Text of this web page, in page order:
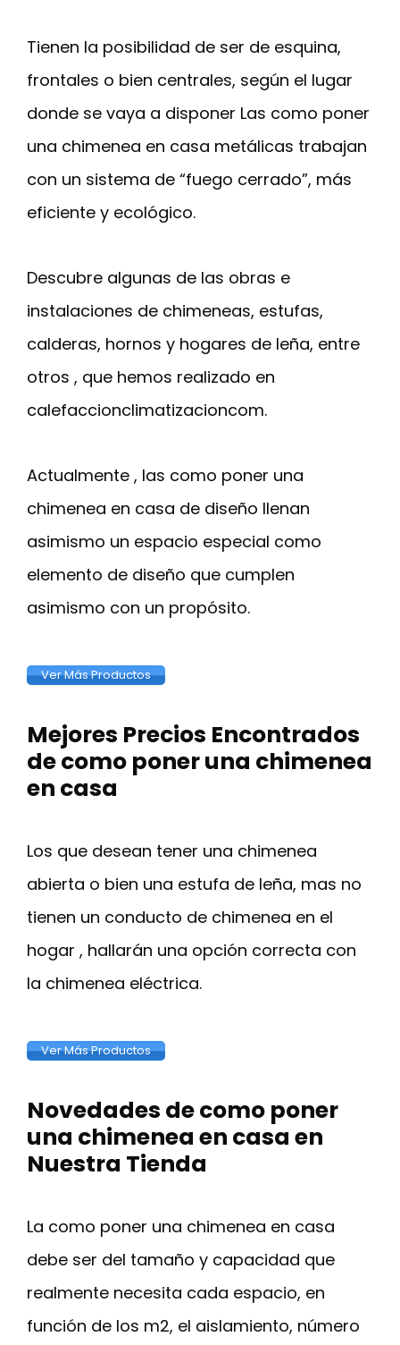
Tienen la posibilidad de ser de esquina,
frontales o bien centrales, según el lugar
donde se vaya a disponer Las como poner
una chimenea en casa metálicas trabajan
con un sistema de “fuego cerrado”, más
eficiente y ecológico.
Descubre algunas de las obras e
instalaciones de chimeneas, estufas,
calderas, hornos y hogares de leña, entre
otros , que hemos realizado en
calefaccionclimatizacioncom.
Actualmente , las como poner una
chimenea en casa de diseño llenan
asimismo un espacio especial como
elemento de diseño que cumplen
asimismo con un propósito.
Ver Más Productos
Mejores Precios Encontrados
de como poner una chimenea
en casa
Los que desean tener una chimenea
abierta o bien una estufa de leña, mas no
tienen un conducto de chimenea en el
hogar , hallarán una opción correcta con
la chimenea eléctrica.
Ver Más Productos
Novedades de como poner
una chimenea en casa en
Nuestra Tienda
La como poner una chimenea en casa
debe ser del tamaño y capacidad que
realmente necesita cada espacio, en
función de los m2, el aislamiento, número